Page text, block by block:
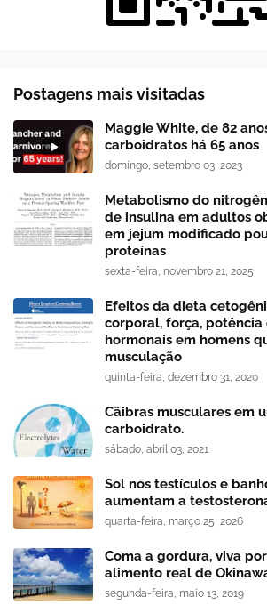
Postagens mais visitadas
Maggie White, de 82
carboidratos há 65 anos
domingo, setembro 03, 2023
Metabolismo do
de insulina em adultos
em jejum modificado
proteínas
sexta-feira, novembro 21, 2025
Efeitos da dieta
corporal, força, potência
hormonais em homens
musculação
quinta-feira, dezembro 31, 2020
Cãibras musculares em
carboidrato.
sábado, abril 03, 2021
Sol nos testículos e
aumentam a
quarta-feira, março 25, 2026
Coma a gordura, viva
alimento real de
segunda-feira, maio 13, 2019